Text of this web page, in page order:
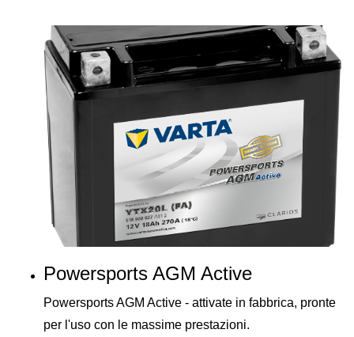
Powersports AGM Active
Powersports AGM Active - attivate in fabbrica, pronte
per l'uso con le massime prestazioni.